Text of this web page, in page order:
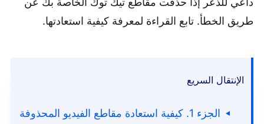
طريق الخطأ. تابع القراءة لمعرفة كيفية استعادتها.
الإنتقال السريع
الجزء 1. كيفية استعادة مقاطع الفيديو المحذوفة